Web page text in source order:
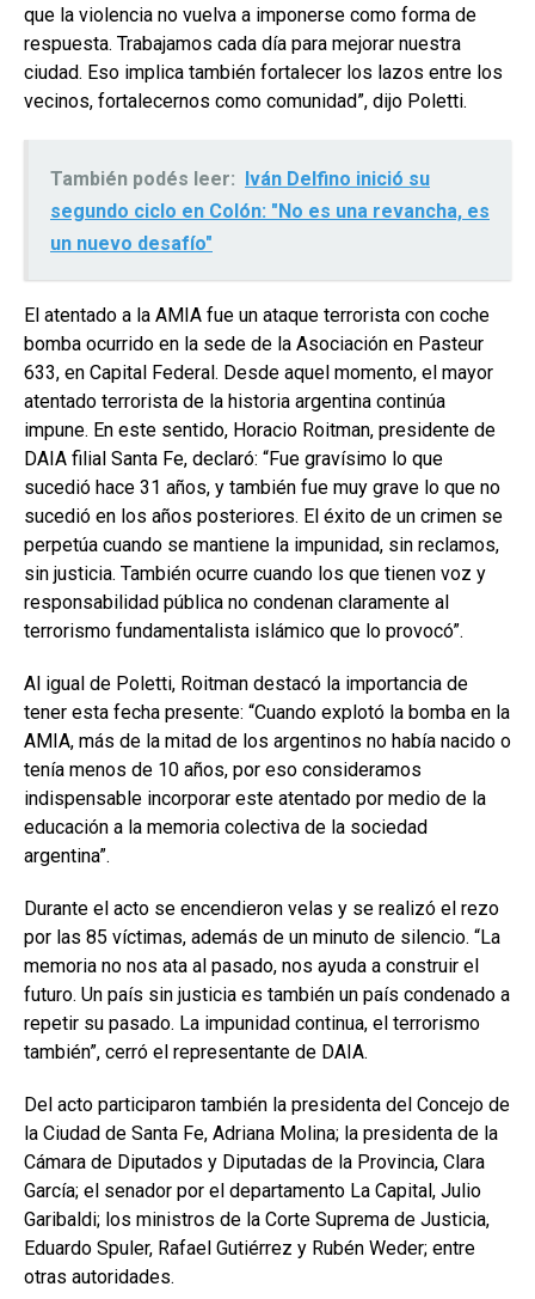
que la violencia no vuelva a imponerse como forma de
respuesta. Trabajamos cada día para mejorar nuestra
ciudad. Eso implica también fortalecer los lazos entre los
vecinos, fortalecernos como comunidad”, dijo Poletti.
También podés leer:
Iván Delfino inició su
segundo ciclo en Colón: "No es una revancha, es
un nuevo desafío"
El atentado a la AMIA fue un ataque terrorista con coche
bomba ocurrido en la sede de la Asociación en Pasteur
633, en Capital Federal. Desde aquel momento, el mayor
atentado terrorista de la historia argentina continúa
impune. En este sentido, Horacio Roitman, presidente de
DAIA filial Santa Fe, declaró: “Fue gravísimo lo que
sucedió hace 31 años, y también fue muy grave lo que no
sucedió en los años posteriores. El éxito de un crimen se
perpetúa cuando se mantiene la impunidad, sin reclamos,
sin justicia. También ocurre cuando los que tienen voz y
responsabilidad pública no condenan claramente al
terrorismo fundamentalista islámico que lo provocó”.
Al igual de Poletti, Roitman destacó la importancia de
tener esta fecha presente: “Cuando explotó la bomba en la
AMIA, más de la mitad de los argentinos no había nacido o
tenía menos de 10 años, por eso consideramos
indispensable incorporar este atentado por medio de la
educación a la memoria colectiva de la sociedad
argentina”.
Durante el acto se encendieron velas y se realizó el rezo
por las 85 víctimas, además de un minuto de silencio. “La
memoria no nos ata al pasado, nos ayuda a construir el
futuro. Un país sin justicia es también un país condenado a
repetir su pasado. La impunidad continua, el terrorismo
también”, cerró el representante de DAIA.
Del acto participaron también la presidenta del Concejo de
la Ciudad de Santa Fe, Adriana Molina; la presidenta de la
Cámara de Diputados y Diputadas de la Provincia, Clara
García; el senador por el departamento La Capital, Julio
Garibaldi; los ministros de la Corte Suprema de Justicia,
Eduardo Spuler, Rafael Gutiérrez y Rubén Weder; entre
otras autoridades.